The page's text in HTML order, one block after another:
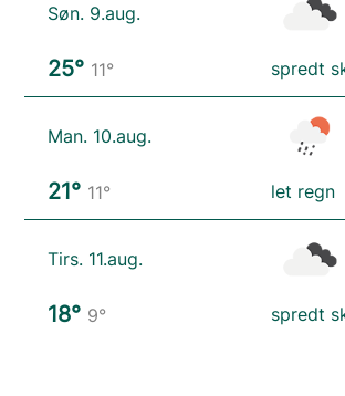
Søn. 9.aug.
25° 11° spredt
Man. 10.aug.
21° 11° let regn
Tirs. 11.aug.
18° 9° spredt